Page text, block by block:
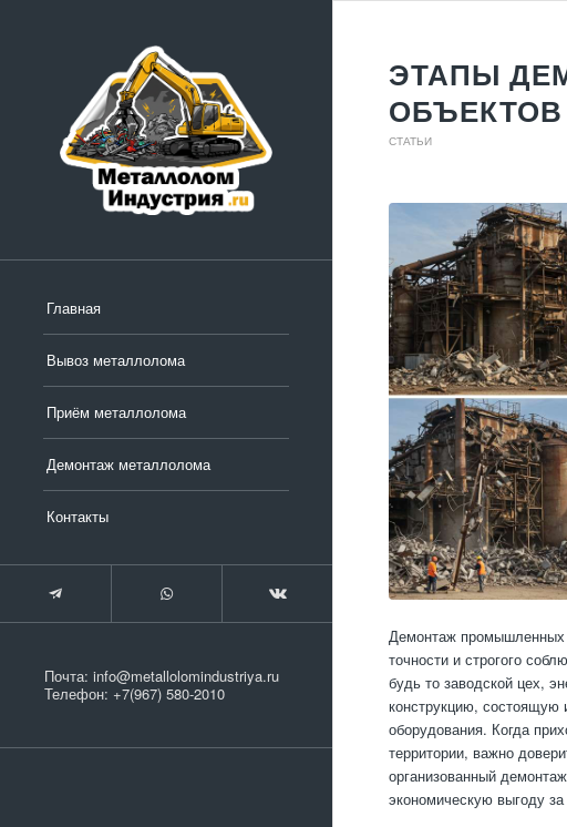
Главная
Вывоз металлолома
Приём металлолома
Демонтаж металлолома
Контакты
Почта: info@metallolomindustriya.ru
Телефон: +7(967) 580-2010
ЭТАПЫ
ОБЪЕКТОВ
СТАТЬИ
Демонтаж промышленных
точности и строгого
будь то заводской цех,
конструкцию, состоящую
оборудования. Когда
территории, важно
организованный
экономическую выгоду